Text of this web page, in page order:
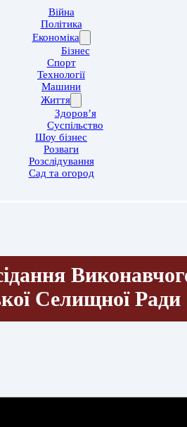
Війна
Політика
Економіка
Бізнес
Спорт
Технології
Машини
Життя
Здоров’я
Суспільство
Шоу бізнес
Розваги
Розслідування
Сад та огород
Селищної Ради